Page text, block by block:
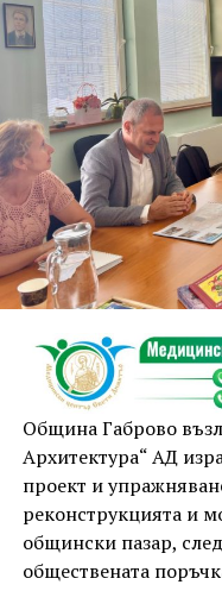
Община Габрово
Архитектура“ АД
проект и
реконструкцията и
общински пазар,
обществената